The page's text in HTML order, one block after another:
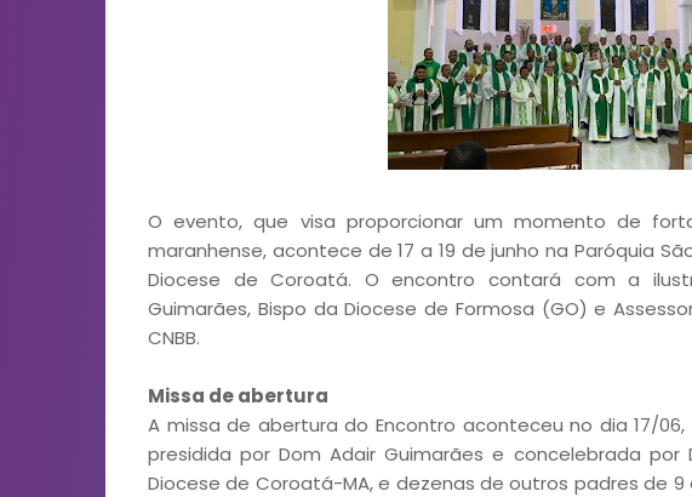
O evento, que visa proporcionar um momento de
maranhense, acontece de 17 a 19 de junho na Paróquia
Diocese de Coroatá. O encontro contará com a
Guimarães, Bispo da Diocese de Formosa (GO) e
CNBB.
Missa de abertura
A missa de abertura do Encontro aconteceu no dia 17/06,
presidida por Dom Adair Guimarães e concelebrada por
Diocese de Coroatá-MA, e dezenas de outros padres de 9